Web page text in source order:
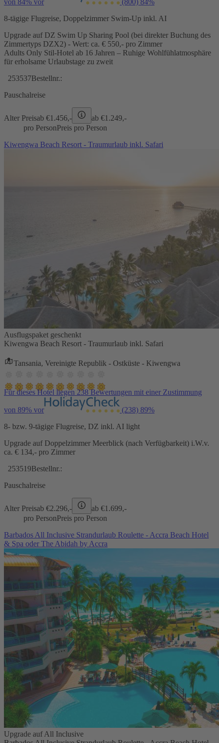
8-tägige Flugreise, Doppelzimmer Swim-Up inkl. AI
Upgrade auf DZ Swim Up Sharing Pool (bei direkter Buchung des
Zimmertyps DZX2) - Wert: ca. € 550,- pro Zimmer
Adults Only Stil-Hotel ab 16 Jahren – Ruhige Wohlfühlatmosphäre
für erholsame Urlaubstage zu zweit
253537Bestellnr.:
Pauschalreise
Alter Preisab €1.456,- ab €1.249,-
pro PersonPreis pro Person
Kiwengwa Beach Resort - Traumurlaub inkl. Safari
Ausflugspaket geschenkt
Kiwengwa Beach Resort - Traumurlaub inkl. Safari
Tansania, Vereinigte Republik - Ostküste - Kiwengwa
Für dieses Hotel liegen 238 Bewertungen mit einer Zustimmung
von 89% vor (238) 89%
8- bzw. 9-tägige Flugreise, DZ inkl. AI light
Upgrade auf Doppelzimmer Meerblick (nach Verfügbarkeit) i.W.v.
ca. € 134,- pro Zimmer
253519Bestellnr.:
Pauschalreise
Alter Preisab €2.296,- ab €1.699,-
pro PersonPreis pro Person
Barbados All Inclusive Strandurlaub Roulette - Accra Beach Hotel
& Spa oder The Abidah by Accra
Upgrade auf All Inclusive